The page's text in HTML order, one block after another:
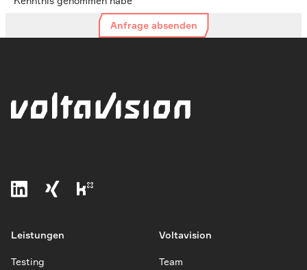
Anfrage absenden
Leistungen
Testing
Voltavision
Team